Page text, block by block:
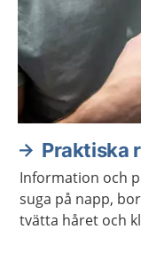
Praktiska
Information och
suga på napp,
tvätta håret och